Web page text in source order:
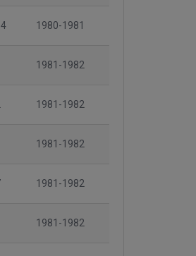
1980-1981
1981-1982
1981-1982
1981-1982
1981-1982
1981-1982